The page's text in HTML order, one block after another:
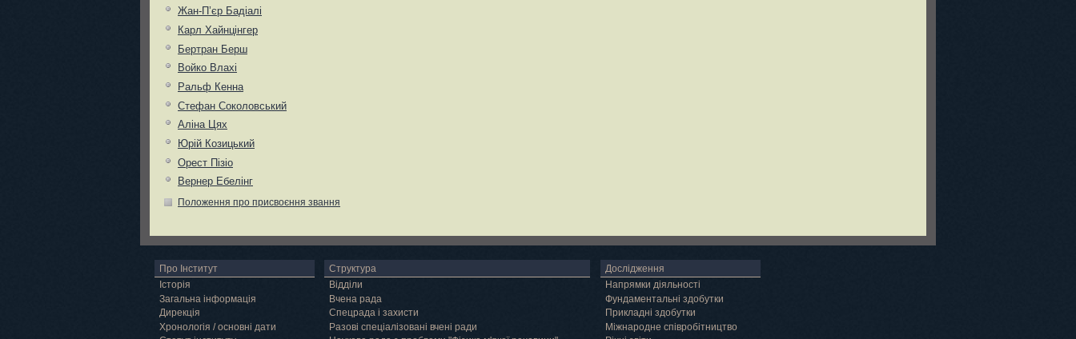
Жан-П’єр Бадіалі
Карл Хайнцінгер
Бертран Берш
Войко Влахі
Ральф Кенна
Стефан Соколовський
Аліна Цях
Юрій Козицький
Орест Пізіо
Вернер Ебелінг
Положення про присвоєння звання
Про Інститут
Історія
Загальна інформація
Дирекція
Хронологія / основні дати
Структура
Відділи
Вчена рада
Спецрада і захисти
Разові спеціалізовані вчені ради
Дослідження
Напрямки діяльності
Фундаментальні здобутки
Прикладні здобутки
Міжнародне співробітництво